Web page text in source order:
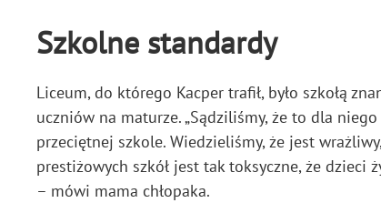
Szkolne standardy
Liceum, do którego Kacper trafił, było szkołą
uczniów na maturze. „Sądziliśmy, że to dla
przeciętnej szkole. Wiedzieliśmy, że jest
prestiżowych szkół jest tak toksyczne, że dzieci
– mówi mama chłopaka.